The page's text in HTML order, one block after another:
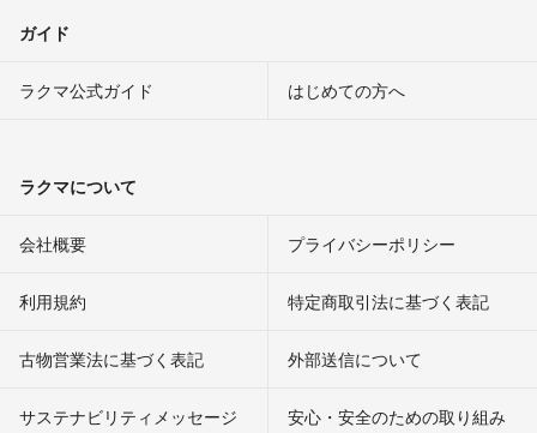
ガイド
ラクマ公式ガイド はじめての方へ
ラクマについて
会社概要 プライバシーポリシー
利用規約 特定商取引法に基づく表記
古物営業法に基づく表記 外部送信について
サステナビリティメッセージ 安心・安全のための取り組み